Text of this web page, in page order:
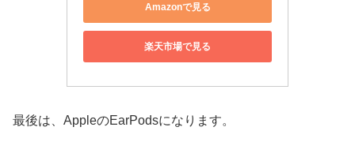
Amazonで見る
楽天市場で見る
最後は、AppleのEarPodsになります。